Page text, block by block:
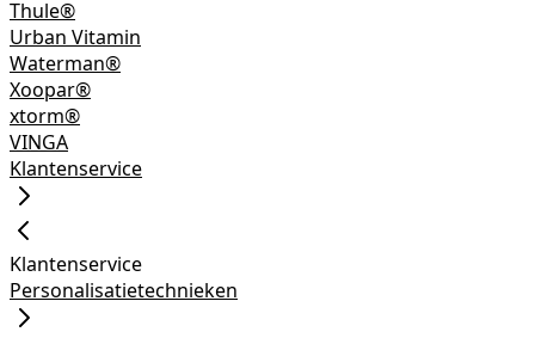
Thule®
Urban Vitamin
Waterman®
Xoopar®
xtorm®
VINGA
Klantenservice
Klantenservice
Personalisatietechnieken